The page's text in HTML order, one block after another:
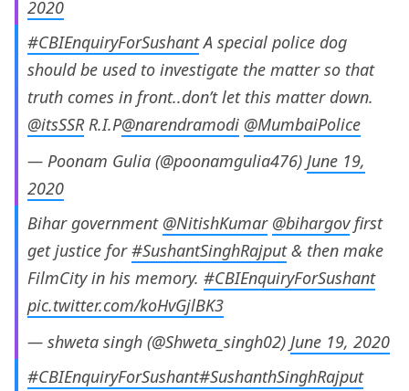
2020
#CBIEnquiryForSushantA special police dog
should be used to investigate the matter so that
truth comes in front..don’t let this matter down.
@itsSSRR.I.P@narendramodi @MumbaiPolice
— Poonam Gulia (@poonamgulia476) June 19,
2020
Bihar government @NitishKumar @bihargovfirst
get justice for#SushantSinghRajput& then make
FilmCity in his memory. #CBIEnquiryForSushant
pic.twitter.com/koHvGjlBK3
— shweta singh (@Shweta_singh02) June 19, 2020
#CBIEnquiryForSushant#SushanthSinghRajput